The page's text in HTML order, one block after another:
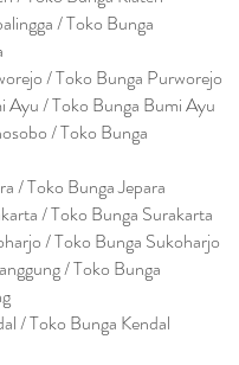
/ Toko Bunga
/ Toko Bunga Purworejo
Ayu / Toko Bunga Bumi Ayu
/ Toko Bunga
/ Toko Bunga Jepara
/ Toko Bunga Surakarta
/ Toko Bunga Sukoharjo
/ Toko Bunga
/ Toko Bunga Kendal